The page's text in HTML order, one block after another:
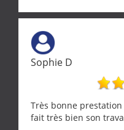
Une équipe sérieuse,
vraiment rassurant
artisans aussi
Sophie D
Très bonne
fait très bien son